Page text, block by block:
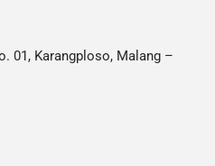
01, Karangploso, Malang –